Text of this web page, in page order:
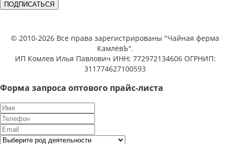
ПОДПИСАТЬСЯ
© 2010-2026 Все права зарегистрированы "Чайная ферма
КамлёвЪ".
ИП Комлев Илья Павлович ИНН: 772972134606 ОГРНИП:
311774627100593
Форма запроса оптового прайс-листа